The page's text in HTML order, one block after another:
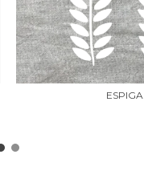
ESPIGA